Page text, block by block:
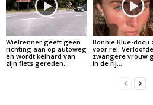
Wielrenner geeft geen
richting aan op autoweg
en wordt keihard van
zijn fiets gereden…
Bonnie Blue-docu
voor rel:
zwangere vrouw
in de rij…